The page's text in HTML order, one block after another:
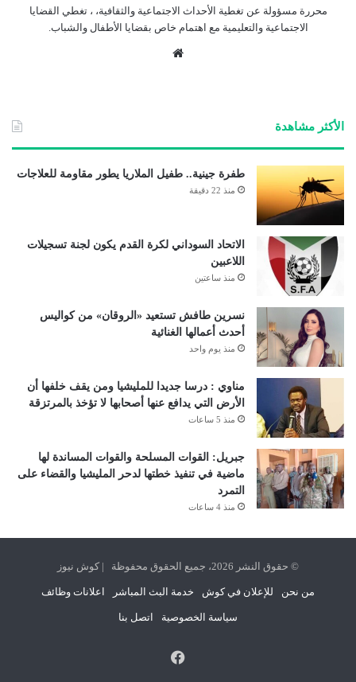
محررة مسؤولة عن تغطية الأحداث الاجتماعية والثقافية، ، تغطي القضايا
الاجتماعية والتعليمية مع اهتمام خاص بقضايا الأطفال والشباب.
الأكثر مشاهدة
طفرة جينية.. طفيل الملاريا يطور مقاومة للعلاجات
منذ 22 دقيقة
الاتحاد السوداني لكرة القدم يكون لجنة تسجيلات
اللاعبين
منذ ساعتين
نسرين طافش تستعيد «الروقان» من كواليس
أحدث أعمالها الغنائية
منذ يوم واحد
مناوي : درسا جديدا للمليشيا ومن يقف خلفها أن
الأرض التي يدافع عنها أصحابها لا تؤخذ بالمرتزقة
منذ 5 ساعات
جبريل: القوات المسلحة والقوات المساندة لها
ماضية في تنفيذ خطتها لدحر المليشيا والقضاء على
التمرد
منذ 4 ساعات
© حقوق النشر 2026، جميع الحقوق محفوظة | كوش نيوز
من نحن للإعلان في كوش خدمة البث المباشر اعلانات وظائف
سياسة الخصوصية اتصل بنا